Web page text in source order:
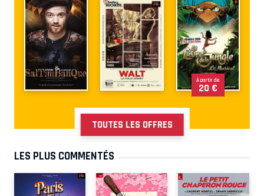
À partir de
20 €
TOUTES LES OFFRES
LES PLUS COMMENTÉS